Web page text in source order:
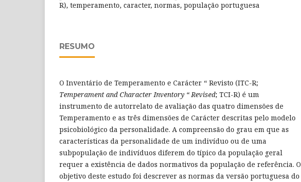
R), temperamento, caracter, normas, população portuguesa
RESUMO
O Inventário de Temperamento e Carácter “ Revisto (ITC-R;
Temperament and Character Inventory “ Revised; TCI-R) é um
instrumento de autorrelato de avaliação das quatro dimensões de
Temperamento e as três dimensões de Carácter descritas pelo modelo
psicobiológico da personalidade. A compreensão do grau em que as
características da personalidade de um indivíduo ou de uma
subpopulação de indivíduos diferem do típico da população geral
requer a existência de dados normativos da população de referência. O
objetivo deste estudo foi descrever as normas da versão portuguesa do